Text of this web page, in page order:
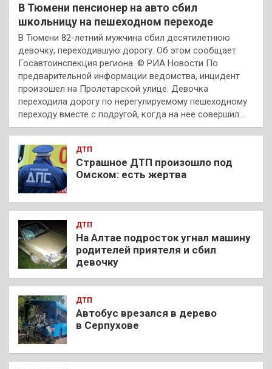
В Тюмени пенсионер на авто сбил
школьницу на пешеходном переходе
В Тюмени 82-летний мужчина сбил десятилетнюю
девочку, переходившую дорогу. Об этом сообщает
Госавтоинспекция региона. © РИА Новости По
предварительной информации ведомства, инцидент
произошел на Пролетарской улице. Девочка
переходила дорогу по нерегулируемому пешеходному
переходу вместе с подругой, когда на нее совершил…
ДТП
Страшное ДТП произошло под
Омском: есть жертва
ДТП
На Алтае подросток угнал машину
родителей приятеля и сбил
девочку
ДТП
Автобус врезался в дерево
в Серпухове